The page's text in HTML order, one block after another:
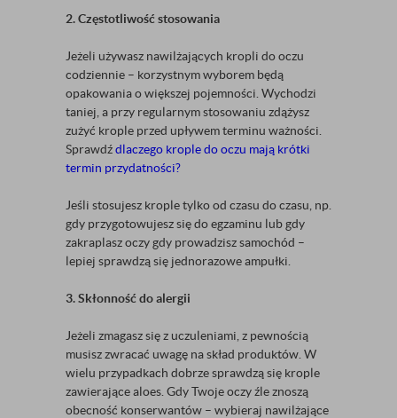
2. Częstotliwość stosowania
Jeżeli używasz nawilżających kropli do oczu
codziennie – korzystnym wyborem będą
opakowania o większej pojemności. Wychodzi
taniej, a przy regularnym stosowaniu zdążysz
zużyć krople przed upływem terminu ważności.
Sprawdźdlaczego krople do oczu mają krótki
termin przydatności?
Jeśli stosujesz krople tylko od czasu do czasu, np.
gdy przygotowujesz się do egzaminu lub gdy
zakraplasz oczy gdy prowadzisz samochód –
lepiej sprawdzą się jednorazowe ampułki.
3. Skłonność do alergii
Jeżeli zmagasz się z uczuleniami, z pewnością
musisz zwracać uwagę na skład produktów. W
wielu przypadkach dobrze sprawdzą się krople
zawierające aloes. Gdy Twoje oczy źle znoszą
obecność konserwantów – wybieraj nawilżające